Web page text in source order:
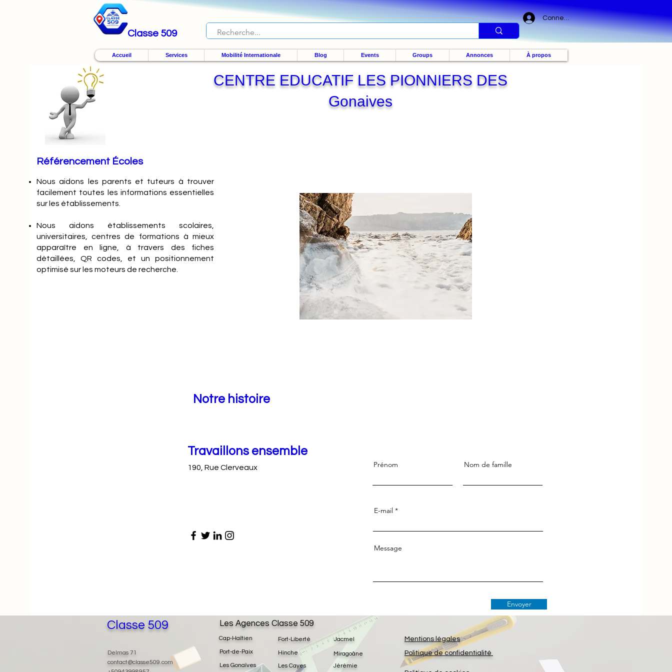
Classe 509
Connexion
Accueil Services Mobilité Internationale Blog Events Groups Annonces À propos
Référencement Écoles
Nousaidons les parents et tuteurs à trouver
facilement toutes les informations essentielles
sur les établissements.
Nous aidons établissements scolaires,
universitaires, centres de formations à mieux
apparaître en ligne, à travers des fiches
détaillées, QR codes, et un positionnement
optimisé sur les moteurs de recherche.
CENTRE EDUCATIF LES PIONNIERS DES
Gonaives
Notre histoire
Travaillons ensemble
190, Rue Clerveaux Prénom Nom de famille
E-mail
Message
Envoyer
Classe 509
Delmas 71
contact@classe509.com
Fort-Liberté
Hinche
Les Cayes
Jacmel
Jérémie
Miragoâne
Les Agences Classe 509
Cap-Haïtien
Port-de-Paix
Les Gonaïves
Mentions légales
Politique de confidentialité